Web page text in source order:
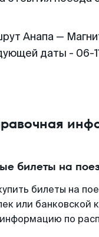
Анапа —
даты - 06-
билеты на
билеты на
или банковской
по